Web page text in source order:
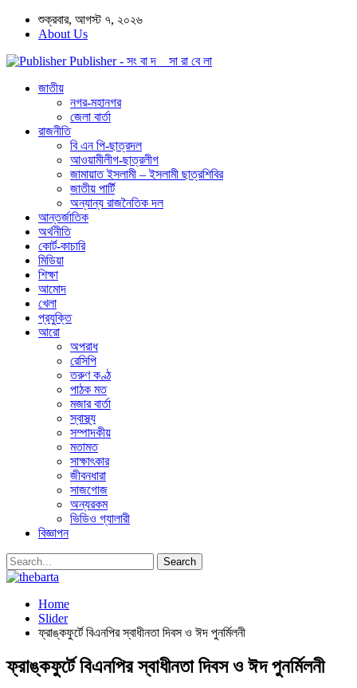
শুক্রবার, আগস্ট ৭, ২০২৬
About Us
Publisher - সং বা দ সা রা বে লা
জাতীয়
নগর-মহানগর
জেলা বার্তা
রাজনীতি
বি এন পি-ছাত্রদল
আওয়ামীলীগ-ছাত্রলীগ
জামায়াত ইসলামী – ইসলামী ছাত্রশিবির
জাতীয় পার্টি
অন্যান্য রাজনৈতিক দল
আন্তর্জাতিক
অর্থনীতি
কোর্ট-কাচারি
মিডিয়া
শিক্ষা
আমোদ
খেলা
প্রযুক্তি
আরো
অপরাধ
রেসিপি
তরুণ কণ্ঠ
পাঠক মত
মজার বার্তা
স্বাস্থ্য
সম্পাদকীয়
মতামত
সাক্ষাৎকার
জীবনধারা
সাজগোজ
অন্যরকম
ভিডিও গ্যালারী
বিজ্ঞাপন
Home
Slider
ফ্রাঙ্কফুর্টে বিএনপির স্বাধীনতা দিবস ও ঈদ পুনর্মিলনী
ফ্রাঙ্কফুর্টে বিএনপির স্বাধীনতা দিবস ও ঈদ পুনর্মিলনী